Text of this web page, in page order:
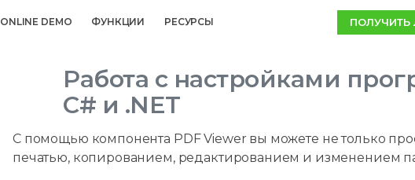
ONLINE DEMO ФУНКЦИИ РЕСУРСЫ
Работа с настройками
C# и .NET
С помощью компонента PDF Viewer вы можете не только
печатью, копированием, редактированием и изменением